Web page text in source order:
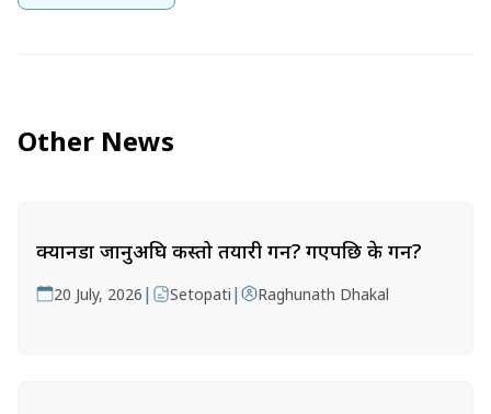
Other News
क्यानडा जानुअघि कस्तो तयारी गर्ने? गएपछि के गर्ने?
20 July, 2026 | Setopati | Raghunath Dhakal